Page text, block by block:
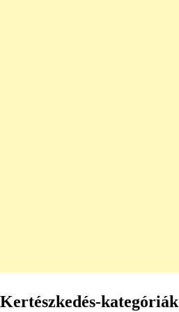
Kertészkedés-kategóriák